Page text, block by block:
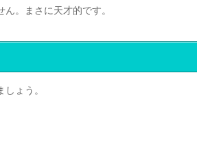
。まさに天才的です。
ょう。